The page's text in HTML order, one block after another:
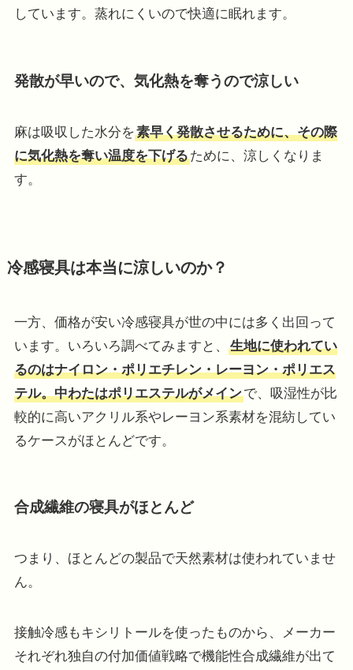
しています。蒸れにくいので快適に眠れます。
発散が早いので、気化熱を奪うので涼しい
麻は吸収した水分を素早く発散させるために、その際
に気化熱を奪い温度を下げるために、涼しくなりま
す。
冷感寝具は本当に涼しいのか？
一方、価格が安い冷感寝具が世の中には多く出回って
います。いろいろ調べてみますと、
生地に使われてい
るのはナイロン・ポリエチレン・レーヨン・ポリエス
テル。中わたはポリエステルがメインで、吸湿性が比
較的に高いアクリル系やレーヨン系素材を混紡してい
るケースがほとんどです。
合成繊維の寝具がほとんど
つまり、ほとんどの製品で天然素材は使われていませ
ん。
接触冷感もキシリトールを使ったものから、メーカー
それぞれ独自の付加価値戦略で機能性合成繊維が出て